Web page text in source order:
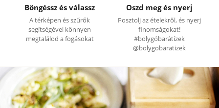
Böngéssz és válassz
A térképen és szűrők
segítségével könnyen
megtalálod a fogásokat
Oszd meg és nyerj
Posztolj az ételekről, és nyerj
finomságokat!
#bolygóbarátízek
@bolygobaratizek